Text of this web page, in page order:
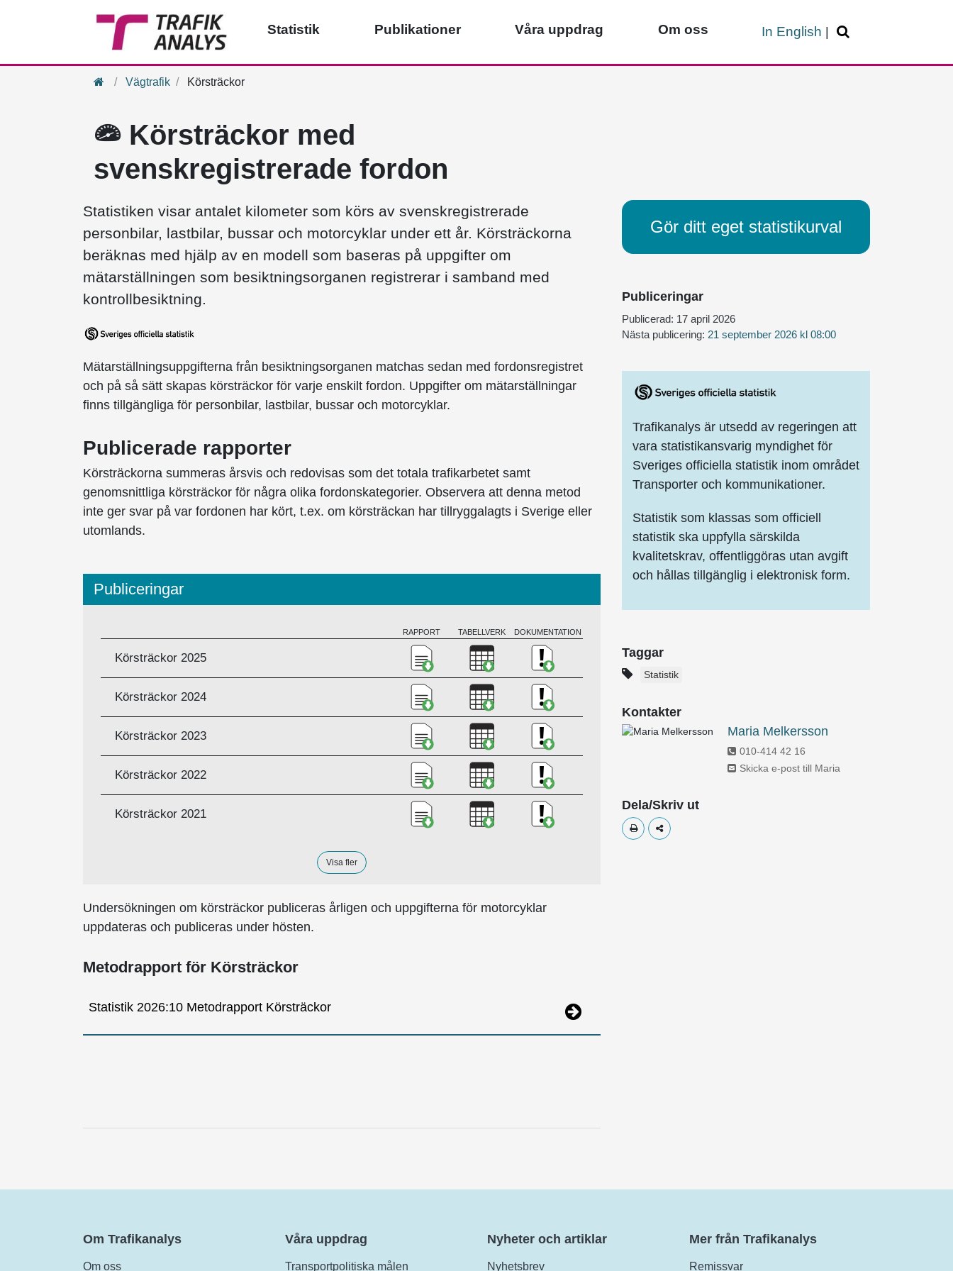
Statistik Publikationer Våra uppdrag Om oss In English
HemVägtrafik Körsträckor
Körsträckor med
svenskregistrerade fordon
Statistiken visar antalet kilometer som körs av svenskregistrerade
personbilar, lastbilar, bussar och motorcyklar under ett år. Körsträckorna
beräknas med hjälp av en modell som baseras på uppgifter om
mätarställningen som besiktningsorganen registrerar i samband med
kontrollbesiktning.
Mätarställningsuppgifterna från besiktningsorganen matchas sedan med fordonsregistret
och på så sätt skapas körsträckor för varje enskilt fordon. Uppgifter om mätarställningar
finns tillgängliga för personbilar, lastbilar, bussar och motorcyklar.
Publicerade rapporter
Körsträckorna summeras årsvis och redovisas som det totala trafikarbetet samt
genomsnittliga körsträckor för några olika fordonskategorier. Observera att denna metod
inte ger svar på var fordonen har kört, t.ex. om körsträckan har tillryggalagts i Sverige eller
utomlands.
Publiceringar
BESKRIVNING
RAPPORT TABELLVERK DOKUMENTATION
Körsträckor 2025 Ladda ner Körsträckor 2025, PDF
Ladda ner Körsträckor 2025, XLSX
Ladda ner Kvalitetsdeklaration Körsträckor 2025, PDF
Körsträckor 2024 Ladda ner Körsträckor 2024, PDF
Ladda ner Körsträckor 2024, XLSX
Ladda ner Kvalitetsdeklaration Körsträckor 2024, PDF
Körsträckor 2023 Ladda ner Körsträckor 2023, PDF
Ladda ner Körsträckor 2023, XLSX
Ladda ner Kvalitetsdeklaration Körsträckor 2023, PDF
Körsträckor 2022 Ladda ner Körsträckor 2022, PDF
Ladda ner Körsträckor 2022, XLSX
Ladda ner Kvalitetsdeklaration Körsträckor 2022, PDF
Körsträckor 2021 Ladda ner Körsträckor 2021, PDF
Ladda ner Körsträckor 2021, XLSX
Ladda ner Kvalitetsdeklaration Körsträckor 2021, PDF
Visa fler
Undersökningen om körsträckor publiceras årligen och uppgifterna för motorcyklar
uppdateras och publiceras under hösten.
Metodrapport för Körsträckor
Statistik 2026:10 Metodrapport Körsträckor
Gör ditt eget statistikurval
Publiceringar
Publicerad: 17 april 2026
Nästa publicering: 21 september 2026 kl 08:00
Trafikanalys är utsedd av regeringen att
vara statistikansvarig myndighet för
Sveriges officiella statistik inom området
Transporter och kommunikationer.
Statistik som klassas som officiell
statistik ska uppfylla särskilda
kvalitetskrav, offentliggöras utan avgift
och hållas tillgänglig i elektronisk form.
Taggar
Statistik
Kontakter
Maria Melkersson
010-414 42 16
Skicka e-post till Maria
Dela/Skriv ut
Skriv utDela
Om Trafikanalys
Om oss
Våra uppdrag
Transportpolitiska målen
Nyheter och artiklar
Nyhetsbrev
Mer från Trafikanalys
Remissvar